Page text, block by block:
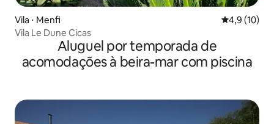
Vila ⋅ Menfi 4,9 de uma
4,9 (10)
Vila Le Dune Cicas
Aluguel por temporada de
acomodações à beira-mar com piscina